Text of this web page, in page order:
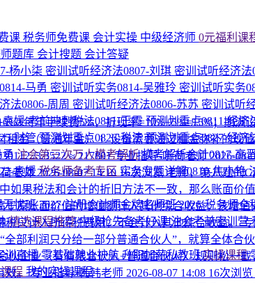
课 税务师免费课 会计实操 中级经济师 0元福利课
题库 会计搜题 会计答疑
杨小柒 密训试听经济法0807-刘琪 密训试听经济法
马勇 密训试听实务0814-吴雅玲 密训试听实务
法0806-周周 密训试听经济法0806-苏苏 密训试听
袁媛考前冲刺税法0811-王霞预测划重点0811-经济
财管预测划重点0826-税法预测划重点0827-经济
勇注会第三次万人模考解析模考解析会计0817-高
袁媛税务师备考专区 实务专题详解0810-焦小艳
无忧班2027·注册会计师金牌名师班2026·税务师
精选课程推荐中级抢先备考好课注会考前密训营
训直播零基础就业护航升职加薪私教班实操课程
程 我的实操课程
每年手续费5%，折现率=10%+5%=15%；期
租金（普通年金） 1. 设备需要通过租金弥补的现
/3.3522 ≈ 217801专业指导-听荷老师2026-08-
老师2026-08-07 14:10 16次浏览老师，第八题的
如果税法和会计的折旧方法不一致，那么账面价
原账面价值的增值额计入其他综合收益，该增
只计入所得税费用，不会计入其他综合收益。专
部利润只分给一部分普通合伙人”，就算全体
企业（有有限合伙人+普通合伙人） 规则松一
效。专业指导-韩韩老师 2026-08-07 14:08 16次浏览